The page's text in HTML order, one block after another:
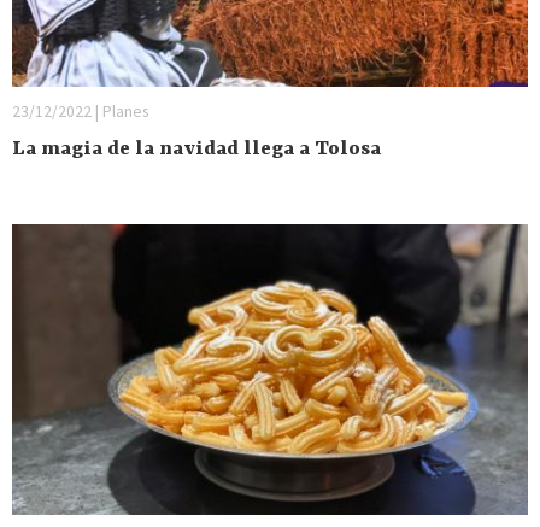
23/12/2022 | Planes
La magia de la navidad llega a Tolosa